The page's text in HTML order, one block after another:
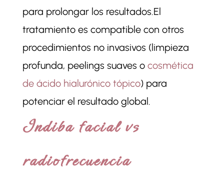
para prolongar los resultados.El
tratamiento es compatible con otros
procedimientos no invasivos (limpieza
profunda, peelings suaves o cosmética
de ácido hialurónico tópico) para
potenciar el resultado global.
Indiba facial vs
radiofrecuencia